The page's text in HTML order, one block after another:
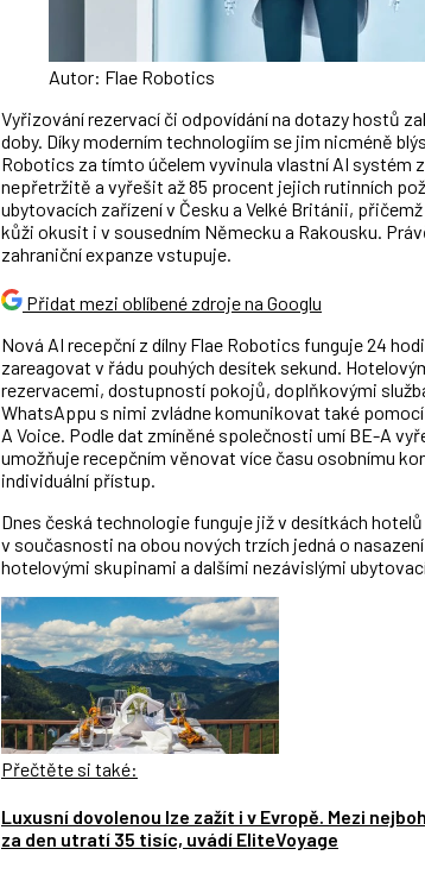
Autor: Flae Robotics
Vyřizování rezervací či odpovídání na dotazy hostů
doby. Díky moderním technologiím se jim nicméně
Robotics za tímto účelem vyvinula vlastní AI systém
nepřetržitě a vyřešit až 85 procent jejich rutinních
ubytovacích zařízení v Česku a Velké Británii,
kůži okusit i v sousedním Německu a Rakousku.
zahraniční expanze vstupuje.
Přidat mezi oblíbené zdroje na Googlu
Nová AI recepční z dílny Flae Robotics funguje 24
zareagovat v řádu pouhých desítek sekund.
rezervacemi, dostupností pokojů, doplňkovými
WhatsAppu s nimi zvládne komunikovat také
A Voice. Podle dat zmíněné společnosti umí BE-A
umožňuje recepčním věnovat více času osobnímu
individuální přístup.
Dnes česká technologie funguje již v desítkách
v současnosti na obou nových trzích jedná o
hotelovými skupinami a dalšími nezávislými
Přečtěte si také:
Luxusní dovolenou lze zažít i v Evropě. Mezi
za den utratí 35 tisíc, uvádí EliteVoyage